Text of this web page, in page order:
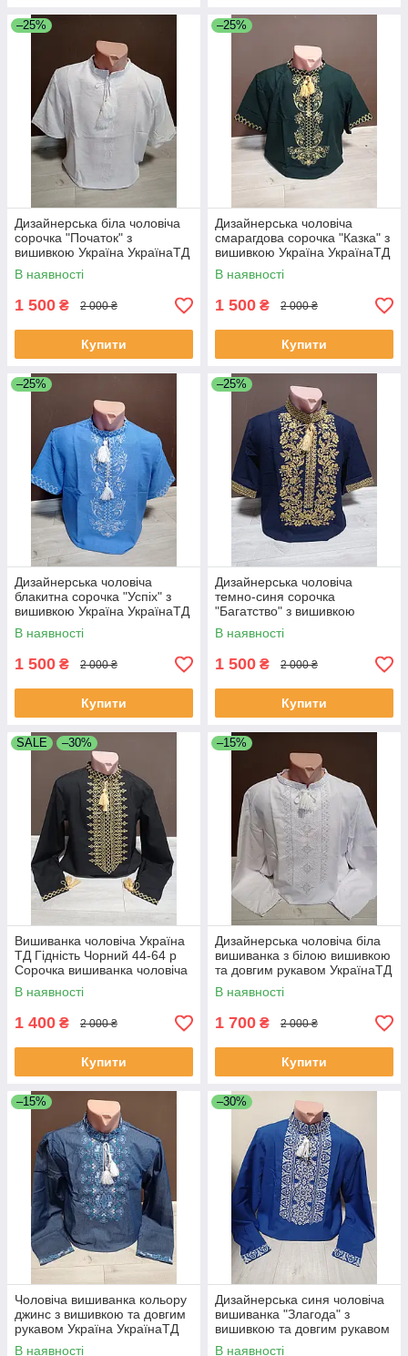
–25%
Дизайнерська біла чоловіча
сорочка "Початок" з
вишивкою Україна УкраїнаТД
44-64 розміри льон
В наявності
1 500 ₴ 2 000 ₴
Купити
–25%
Дизайнерська чоловіча
смарагдова сорочка "Казка" з
вишивкою Україна УкраїнаТД
44-64 розміри льон
В наявності
1 500 ₴ 2 000 ₴
Купити
–25%
Дизайнерська чоловіча
блакитна сорочка "Успіх" з
вишивкою Україна УкраїнаТД
44-64 розміри льон
В наявності
1 500 ₴ 2 000 ₴
Купити
–25%
Дизайнерська чоловіча
темно-синя сорочка
"Багатство" з вишивкою
Україна УкраїнаТД 44-64
розміри
В наявності
1 500 ₴ 2 000 ₴
Купити
SALE –30%
Вишиванка чоловіча Україна
ТД Гідність Чорний 44-64 р
Сорочка вишиванка чоловіча
Сучасна вишиванка
В наявності
1 400 ₴ 2 000 ₴
Купити
–15%
Дизайнерська чоловіча біла
вишиванка з білою вишивкою
та довгим рукавом УкраїнаТД
46-64 розміри домоткана
В наявності
1 700 ₴ 2 000 ₴
Купити
–15%
Чоловіча вишиванка кольору
джинс з вишивкою та довгим
рукавом Україна УкраїнаТД
46-62 розміри
В наявності
–30%
Дизайнерська синя чоловіча
вишиванка "Злагода" з
вишивкою та довгим рукавом
Україна УкраїнаТД 44-64
В наявності